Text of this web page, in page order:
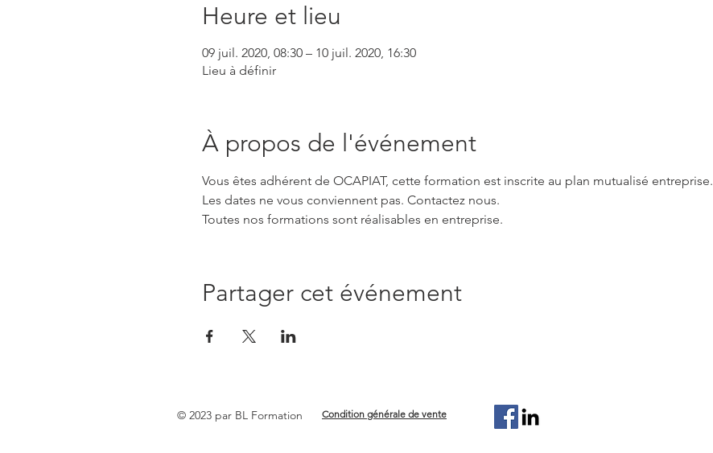
Heure et lieu
09 juil. 2020, 08:30 – 10 juil. 2020, 16:30
Lieu à définir
À propos de l'événement
Vous êtes adhérent de OCAPIAT, cette formation est inscrite au plan mutualisé entreprise.
Les dates ne vous conviennent pas. Contactez nous.
Toutes nos formations sont réalisables en entreprise.
Partager cet événement
© 2023 par BL Formation Condition générale de vente